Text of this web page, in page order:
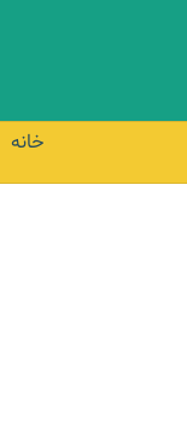
خانه